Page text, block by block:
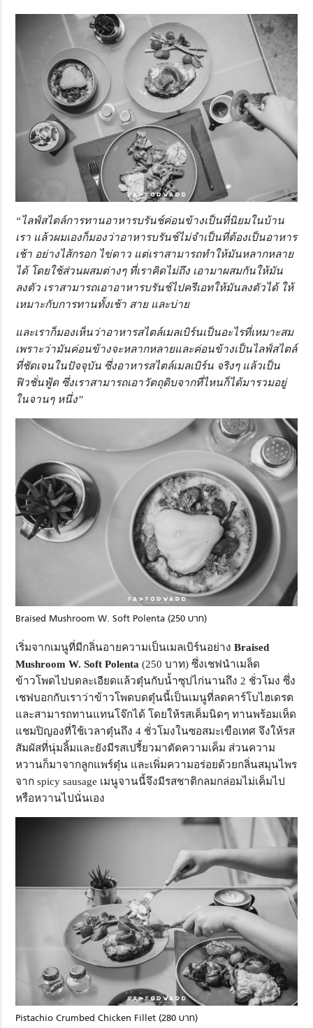
“ไลฟ์สไตล์การทานอาหารบรันช์ค่อนข้างเป็นที่นิยมในบ้าน
เรา แล้วผมเองก็มองว่าอาหารบรันช์ไม่จำเป็นที่ต้องเป็นอาหาร
เช้า อย่างไส้กรอก ไข่ดาว แต่เราสามารถทำให้มันหลากหลาย
ได้ โดยใช้ส่วนผสมต่างๆ ที่เราคิดไม่ถึง เอามาผสมกันให้มัน
ลงตัว เราสามารถเอาอาหารบรันช์ไปครีเอทให้มันลงตัวได้ ให้
เหมาะกับการทานทั้งเช้า สาย และบ่าย
และเราก็มองเห็นว่าอาหารสไตล์เมลเบิร์นเป็นอะไรที่เหมาะสม
เพราะว่ามันค่อนข้างจะหลากหลายและค่อนข้างเป็นไลฟ์สไตล์
ที่ชัดเจนในปัจจุบัน ซึ่งอาหารสไตล์เมลเบิร์น จริงๆ แล้วเป็น
ฟิวชั่นฟู้ด ซึ่งเราสามารถเอาวัตถุดิบจากที่ไหนก็ได้มารวมอยู่
ในจานๆ หนึ่ง”
Braised Mushroom W. Soft Polenta (250 บาท)
เริ่มจากเมนูที่มีกลิ่นอายความเป็นเมลเบิร์นอย่างBraised
Mushroom W. Soft Polenta (250 บาท) ซึ่งเชฟนำเมล็ด
ข้าวโพดไปบดละเอียดแล้วตุ๋นกับน้ำซุปไก่นานถึง 2 ชั่วโมง ซึ่ง
เชฟบอกกับเราว่าข้าวโพดบดตุ๋นนี้เป็นเมนูที่ลดคาร์โบไฮเดรต
และสามารถทานแทนโจ๊กได้ โดยให้รสเค็มนิดๆ ทานพร้อมเห็ด
แชมปิญองที่ใช้เวลาตุ๋นถึง 4 ชั่วโมงในซอสมะเขือเทศ จึงให้รส
สัมผัสที่นุ่มลิ้มและยังมีรสเปรี้ยวมาตัดความเค็ม ส่วนความ
หวานก็มาจากลูกแพร์ตุ๋น และเพิ่มความอร่อยด้วยกลิ่นสมุนไพร
จาก spicy sausage เมนูจานนี้จึงมีรสชาติกลมกล่อมไม่เค็มไป
หรือหวานไปนั่นเอง
Pistachio Crumbed Chicken Fillet (280 บาท)